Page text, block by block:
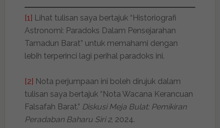
[1] Lihat tulisan saya bertajuk “Historiografi
Astronomi: Paradoks Dalam Pensejarahan
Tamadun Barat” untuk memahami dengan
lebih terperinci lagi perihal paradoks ini.
[2] Nota perjumpaan ini boleh dirujuk dalam
tulisan saya bertajuk “Nota Wacana Kerancuan
Falsafah Barat.” Diskusi Meja Bulat: Pemikiran
Peradaban Baharu Siri 2, 2024.